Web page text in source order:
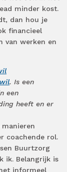
minder kost.
dan hou je
financieel
van werken en
. Is een
een
heeft en er
coachende rol.
Buurtzorg
ik. Belangrijk is
informeel